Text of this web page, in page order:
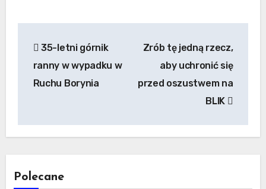
wpisu
35-letni górnik
ranny w wypadku w
Ruchu Borynia
Zrób tę jedną rzecz,
aby uchronić się
przed oszustwem na
BLIK
Polecane